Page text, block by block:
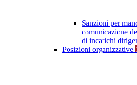
Sanzioni per
comunicazione
di incarichi
Posizioni organizzative 1